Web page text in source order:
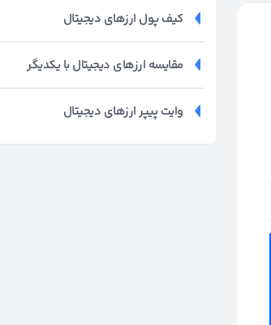
کیف پول ارزهای دیجیتال
مقایسه ارزهای دیجیتال با یکدیگر
وایت پیپر ارزهای دیجیتال